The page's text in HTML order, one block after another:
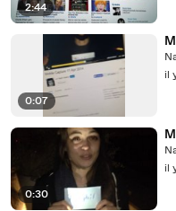
2:44
0:07
il
0:30
il